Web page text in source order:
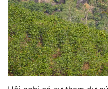
Hậu trường
Nhân vật
Khán giả
Giải sao mai
Điện ảnh
Âm nhạc
Sao
Đời sống
Du lịch
Làm đẹp
Giáo dục
Tuyển sinh